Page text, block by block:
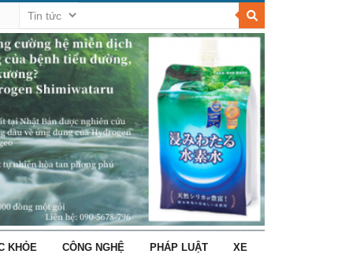
KHỎE CÔNG NGHỆ PHÁP LUẬT XE